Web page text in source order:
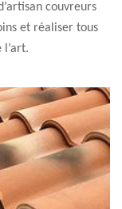
couvreurs
et réaliser tous